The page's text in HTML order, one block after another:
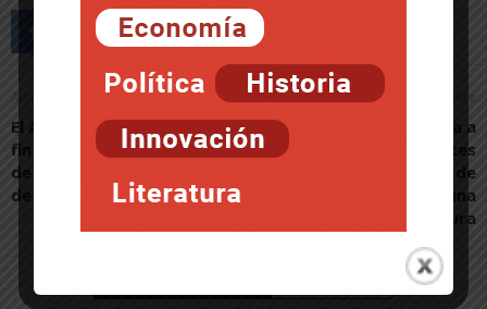
Artículo anterior
El Aspil-Vidal, en la fiesta
fin de curso de la Escuela
de Fútbol Sala y Fútbol-8
de Ribaforada
Artículo siguiente
El grupo motor recuerda a
los representantes
electos que Campus de
Tudela debe ser una
realidad esta legislatura